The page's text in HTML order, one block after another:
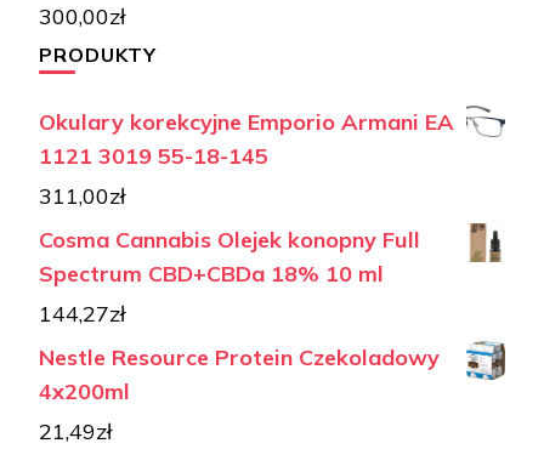
300,00zł
PRODUKTY
Okulary korekcyjne Emporio Armani EA
1121 3019 55-18-145
311,00zł
Cosma Cannabis Olejek konopny Full
Spectrum CBD+CBDa 18% 10 ml
144,27zł
Nestle Resource Protein Czekoladowy
4x200ml
21,49zł